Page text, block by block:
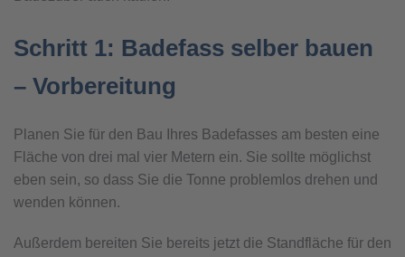
Schritt 1: Badefass selber bauen
– Vorbereitung
Planen Sie für den Bau Ihres Badefasses am besten eine
Fläche von drei mal vier Metern ein. Sie sollte möglichst
eben sein, so dass Sie die Tonne problemlos drehen und
wenden können.
Außerdem bereiten Sie bereits jetzt die Standfläche für den